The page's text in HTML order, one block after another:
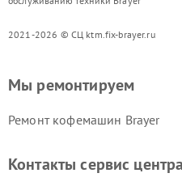
2021-2026 © СЦ ktm.fix-brayer.ru
Мы ремонтируем
Ремонт кофемашин Brayer
Контакты сервис центра